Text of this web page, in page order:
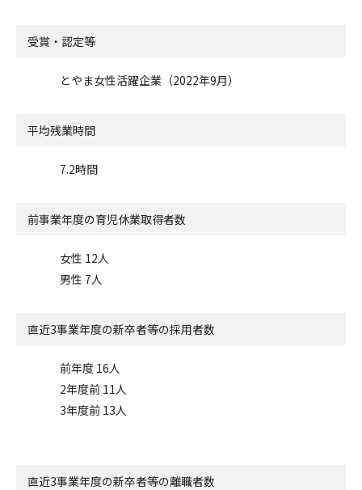
受賞・認定等
とやま女性活躍企業（2022年9月）
平均残業時間
7.2時間
前事業年度の育児休業取得者数
女性 12人
男性 7人
直近3事業年度の新卒者等の採用者数
前年度 16人
2年度前 11人
3年度前 13人
直近3事業年度の新卒者等の離職者数